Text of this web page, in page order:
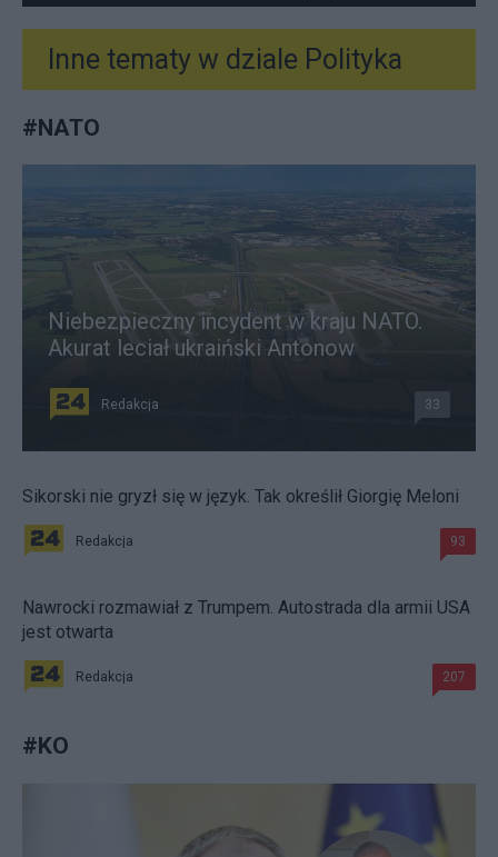
Inne tematy w dziale Polityka
#NATO
Niebezpieczny incydent w kraju NATO.
Akurat leciał ukraiński Antonow
Redakcja 33
Sikorski nie gryzł się w język. Tak określił Giorgię Meloni
Redakcja 93
Nawrocki rozmawiał z Trumpem. Autostrada dla armii USA
jest otwarta
Redakcja 207
#KO